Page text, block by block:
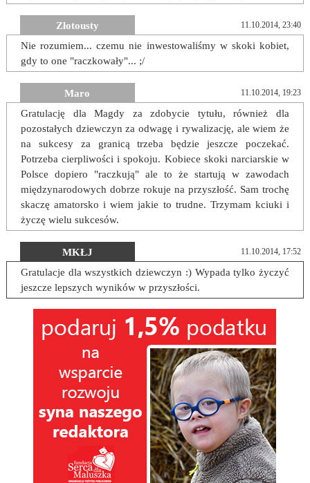
Złotousty 11.10.2014, 23:40
Nie rozumiem... czemu nie inwestowaliśmy w skoki kobiet,
gdy to one "raczkowały"... ;/
Maro 11.10.2014, 19:23
Gratulację dla Magdy za zdobycie tytułu, również dla
pozostałych dziewczyn za odwagę i rywalizację, ale wiem że
na sukcesy za granicą trzeba będzie jeszcze poczekać.
Potrzeba cierpliwości i spokoju. Kobiece skoki narciarskie w
Polsce dopiero "raczkują" ale to że startują w zawodach
międzynarodowych dobrze rokuje na przyszłość. Sam trochę
skaczę amatorsko i wiem jakie to trudne. Trzymam kciuki i
życzę wielu sukcesów.
MKŁJ 11.10.2014, 17:52
Gratulacje dla wszystkich dziewczyn :) Wypada tylko życzyć
jeszcze lepszych wyników w przyszłości.